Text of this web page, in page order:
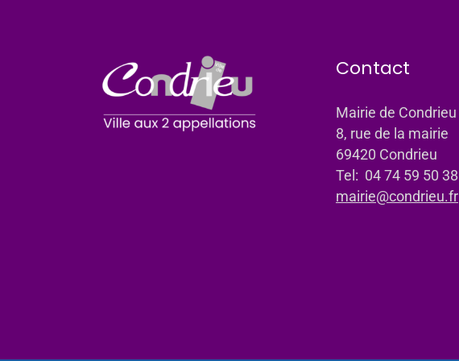
Contact
Mairie de Condrieu
8, rue de la mairie
69420 Condrieu
Tel: 04 74 59 50 38
mairie@condrieu.fr